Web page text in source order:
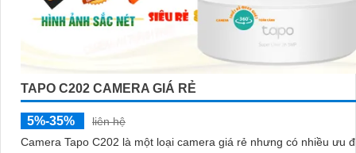
TAPO C202 CAMERA GIÁ RẺ
5%-35%
liên hệ
Camera Tapo C202 là một loại camera giá rẻ nhưng có nhiều ưu